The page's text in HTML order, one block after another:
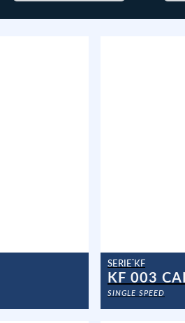
SERIE KF
KF 003
SINGLE SPEED